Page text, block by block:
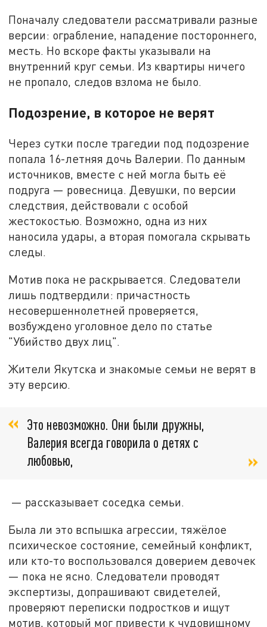
Поначалу следователи рассматривали разные
версии: ограбление, нападение постороннего,
месть. Но вскоре факты указывали на
внутренний круг семьи. Из квартиры ничего
не пропало, следов взлома не было.
Подозрение, в которое не верят
Через сутки после трагедии под подозрение
попала 16-летняя дочь Валерии. По данным
источников, вместе с ней могла быть её
подруга — ровесница. Девушки, по версии
следствия, действовали с особой
жестокостью. Возможно, одна из них
наносила удары, а вторая помогала скрывать
следы.
Мотив пока не раскрывается. Следователи
лишь подтвердили: причастность
несовершеннолетней проверяется,
возбуждено уголовное дело по статье
"Убийство двух лиц".
Жители Якутска и знакомые семьи не верят в
эту версию.
Это невозможно. Они были дружны,
Валерия всегда говорила о детях с
любовью,
— рассказывает соседка семьи.
Была ли это вспышка агрессии, тяжёлое
психическое состояние, семейный конфликт,
или кто-то воспользовался доверием девочек
— пока не ясно. Следователи проводят
экспертизы, допрашивают свидетелей,
проверяют переписки подростков и ищут
мотив, который мог привести к чудовищному